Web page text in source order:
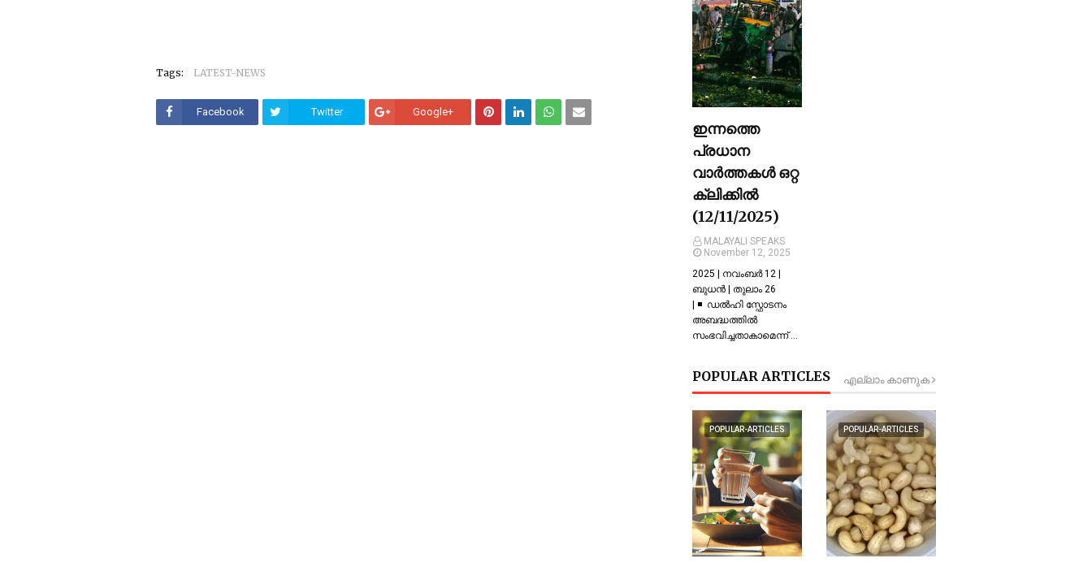
Tags: LATEST-NEWS
Facebook Twitter Google+
ഇന്നത്തെ
പ്രധാന
വാർത്തകൾ ഒറ്റ
ക്ലിക്കിൽ
(12/11/2025)
MALAYALI SPEAKS
November 12, 2025
2025 | നവംബർ 12 |
ബുധൻ | തുലാം 26
| ◾ ഡല്‍ഹി സ്ഫോടനം
അബദ്ധത്തില്‍
സംഭവിച്ചതാകാമെന്ന് …
POPULAR ARTICLES എല്ലാം കാണുക
POPULAR-ARTICLES POPULAR-ARTICLES